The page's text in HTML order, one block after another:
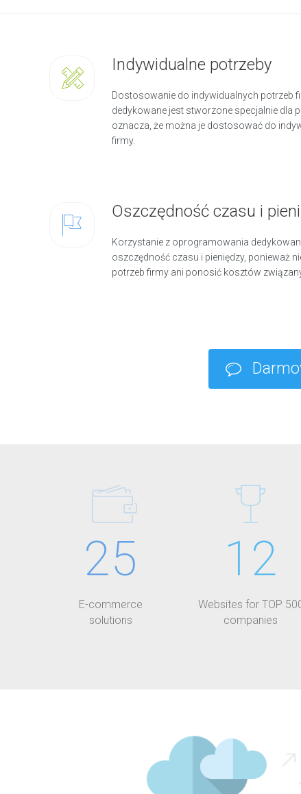
Indywidualne potrzeby
Dostosowanie do indywidualnych potrzeb
dedykowane jest stworzone specjalnie dla
oznacza, że można je dostosować do
firmy.
Oszczędność czasu i
Korzystanie z oprogramowania
oszczędność czasu i pieniędzy, ponieważ
potrzeb firmy ani ponosić kosztów
25
E-commerce
solutions
12
Websites for TOP
companies